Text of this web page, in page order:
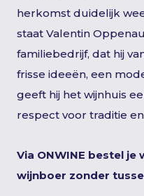
herkomst duidelijk
staat Valentin
familiebedrijf, dat hij
frisse ideeën, een
geeft hij het wijnhuis
respect voor traditie
Via ONWINE bestel je
wijnboer zonder